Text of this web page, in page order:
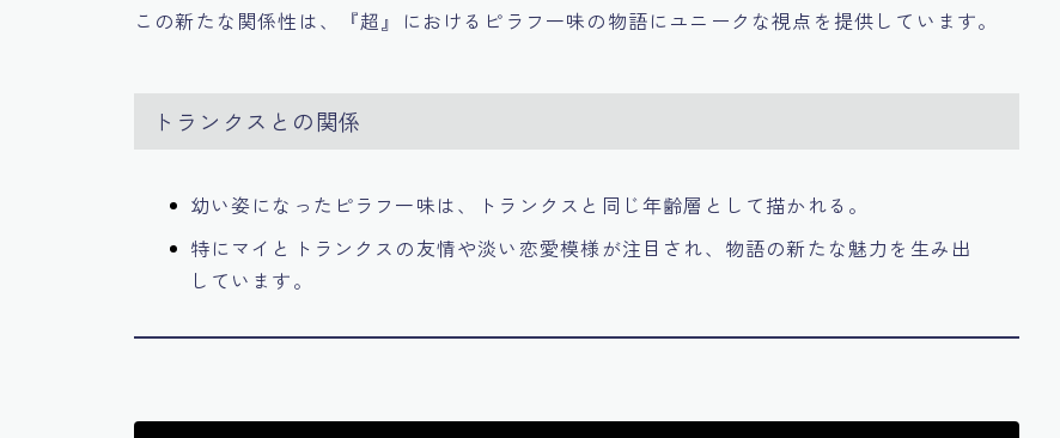
この新たな関係性は、『超』におけるピラフ一味の物語にユニークな視点を提供しています。
トランクスとの関係
幼い姿になったピラフ一味は、トランクスと同じ年齢層として描かれる。
特にマイとトランクスの友情や淡い恋愛模様が注目され、物語の新たな魅力を生み出
しています。